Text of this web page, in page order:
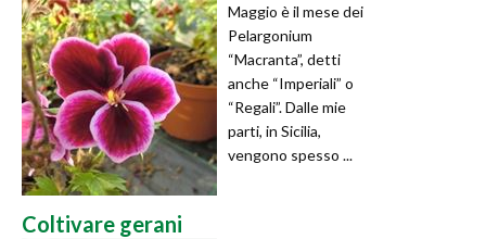
Maggio è il mese dei
Pelargonium
“Macranta”, detti
anche “Imperiali” o
“Regali”. Dalle mie
parti, in Sicilia,
vengono spesso ...
Coltivare gerani